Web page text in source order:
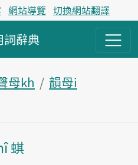
網站導覽 切換網站翻譯
詞辭典
母kh
韻母i
主內容區塊
蜞